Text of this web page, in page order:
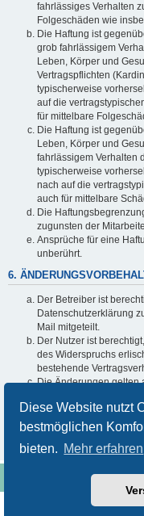
Diese Website nutzt
bestmöglichen
bieten. Mehr erfahren
fahrlässiges Verhalten
Folgeschäden wie
Die Haftung ist
grob fahrlässigem
Leben, Körper und
Vertragspflichten
typischerweise
auf die
für mittelbare
Die Haftung ist
Leben, Körper und
fahrlässigem Verhalten
typischerweise
nach auf die
auch für mittelbare
Die
zugunsten der
Ansprüche für eine
unberührt.
6.
Der Betreiber ist
Datenschutzerklärung
Mail mitgeteilt.
Der Nutzer ist
des Widerspruchs
bestehende
Die Änderungen gelten
Informationen über den
sind in der
Foren-Übersicht